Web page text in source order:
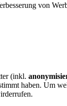
von
(inkl.
haben. Um